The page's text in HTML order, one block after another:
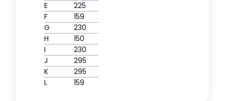
E
225
F
159
G
230
H
150
I
230
J
295
K
295
L
159